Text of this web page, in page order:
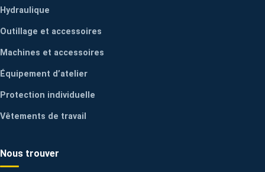
Hydraulique
Outillage et accessoires
Machines et accessoires
Équipement d’atelier
Protection individuelle
Vêtements de travail
Nous trouver